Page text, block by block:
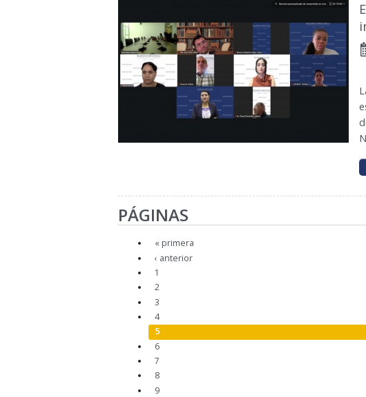
PÁGINAS
« primera
‹ anterior
1
2
3
4
5
6
7
8
9